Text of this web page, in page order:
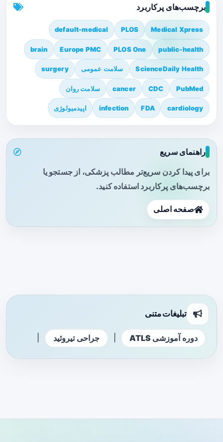
برچسب‌های پرکاربرد
Medical Xpress
PLOS
default-medical
public-health
PLOS One
Europe PMC
brain
ScienceDaily Health سلامت عمومی surgery
PubMed
CDC
cancer سلامت روان
cardiology
FDA
infection اپیدمیولوژی
راهنمای سریع
برای پیدا کردن سریع‌تر مطالب پزشکی، از جستجو یا
برچسب‌های پرکاربرد استفاده کنید.
صفحه اصلی
تبلیغات متنی
دوره آموزشی ATLS جراحی تیروئید